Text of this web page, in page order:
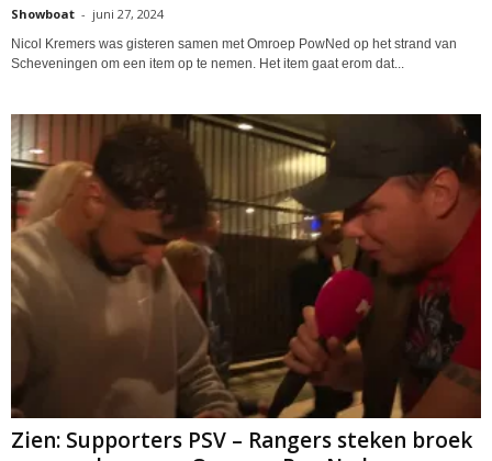
Showboat - juni 27, 2024
Nicol Kremers was gisteren samen met Omroep PowNed op het strand van
Scheveningen om een item op te nemen. Het item gaat erom dat...
Zien: Supporters PSV – Rangers steken broek